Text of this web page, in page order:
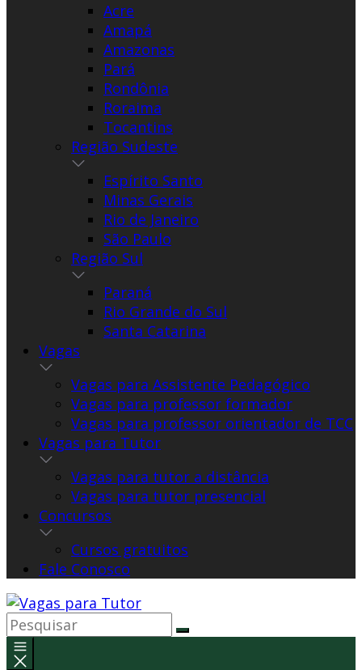
Acre
Amapá
Amazonas
Pará
Rondônia
Roraima
Tocantins
Região Sudeste
Espírito Santo
Minas Gerais
Rio de Janeiro
São Paulo
Região Sul
Paraná
Rio Grande do Sul
Santa Catarina
Vagas
Vagas para Assistente Pedagógico
Vagas para professor formador
Vagas para professor orientador de TCC
Vagas para Tutor
Vagas para tutor a distância
Vagas para tutor presencial
Concursos
Cursos gratuitos
Fale Conosco